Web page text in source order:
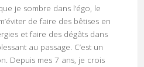
je sombre dans l’égo, le
de faire des bêtises en
et faire des dégâts dans
au passage. C’est un
Depuis mes 7 ans, je crois